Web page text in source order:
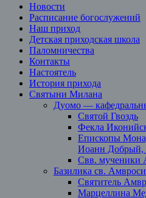
Новости
Расписание богослужений
Наш приход
Детская приходская школа
Паломничества
Контакты
Настоятель
История прихода
Святыни Милана
Дуомо —
Святой Гвоздь
Фекла
Епископы
Иоанн Добрый,
Свв. мученики
Базилика св.
Святитель
Марцеллина